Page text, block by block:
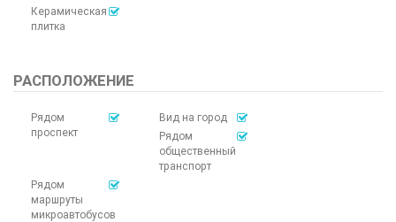
Керамическая
плитка
РАСПОЛОЖЕНИЕ
Рядом
проспект
Вид на город
Рядом
общественный
транспорт
Рядом
маршруты
микроавтобусов